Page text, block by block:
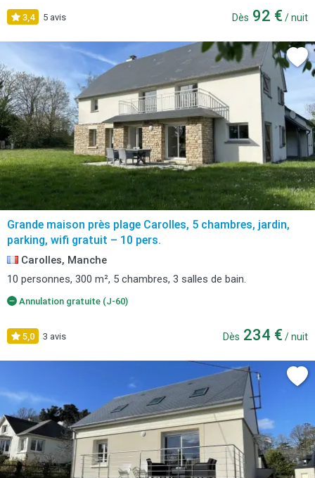
3,4 5 avis Dès 92 € / nuit
Grande maison près plage Carolles, 5 chambres, jardin,
parking, wifi gratuit – 10 pers.
Carolles, Manche
10 personnes, 300 m², 5 chambres, 3 salles de bain.
Annulation gratuite (J-60)
5,0 3 avis Dès 234 € / nuit